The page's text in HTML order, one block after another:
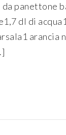
panettone
dl di
arancia